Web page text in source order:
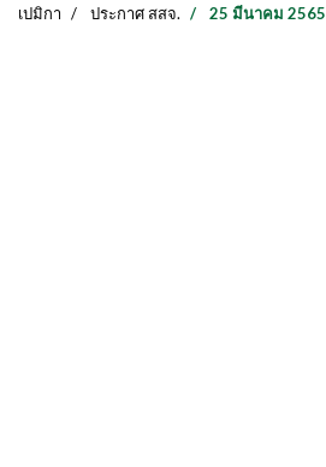
เปมิกา ประกาศ สสจ. 25 มีนาคม 2565